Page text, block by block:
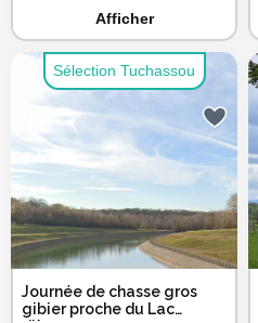
Afficher
Sélection Tuchassou
Journée de chasse gros
gibier proche du Lac